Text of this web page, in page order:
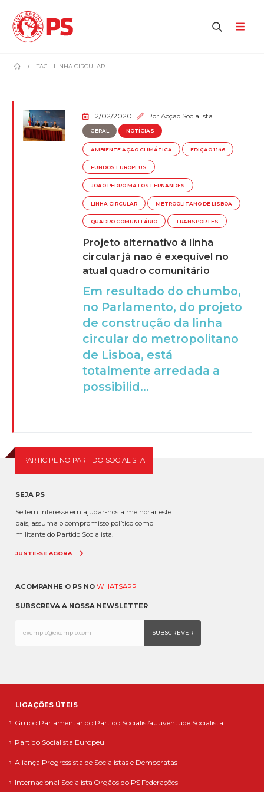
TAG - LINHA CIRCULAR
12/02/2020 PorAcção Socialista
GERAL NOTÍCIAS
AMBIENTE AÇÃO CLIMÁTICA EDIÇÃO 1146
FUNDOS EUROPEUS
JOÃO PEDRO MATOS FERNANDES
LINHA CIRCULAR METROOLITANO DE LISBOA
QUADRO COMUNITÁRIO TRANSPORTES
Projeto alternativo à linha
circular já não é exequível no
atual quadro comunitário
Em resultado do chumbo,
no Parlamento, do projeto
de construção da linha
circular do metropolitano
de Lisboa, está
totalmente arredada a
possibilid...
PARTICIPE NO PARTIDO SOCIALISTA
SEJA PS
Se tem interesse em ajudar-nos a melhorar este
país, assuma o compromisso político como
militante do Partido Socialista.
JUNTE-SE AGORA
ACOMPANHE O PS NO WHATSAPP
SUBSCREVA A NOSSA NEWSLETTER
LIGAÇÕES ÚTEIS
Grupo Parlamentar do Partido Socialista Juventude Socialista
Partido Socialista Europeu
Aliança Progressista de Socialistas e Democratas
Internacional Socialista Orgãos do PS Federações